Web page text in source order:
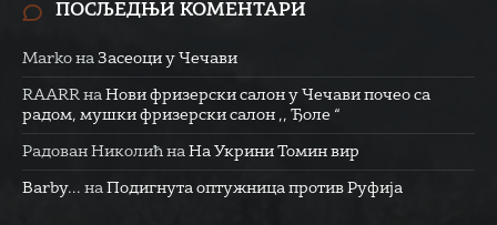
ПОСЉЕДЊИ КОМЕНТАРИ
Marko на Засеоци у Чечави
RAARR на Нови фризерски салон у Чечави почео са
радом, мушки фризерски салон ,, Ђоле “
Радован Николић на На Укрини Томин вир
Barby... на Подигнута оптужница против Руфија